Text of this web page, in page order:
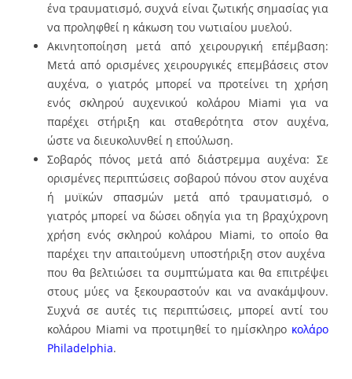
ένα τραυματισμό, συχνά είναι ζωτικής σημασίας για
να προληφθεί η κάκωση του νωτιαίου μυελού.
Ακινητοποίηση μετά από χειρουργική επέμβαση:
Μετά από ορισμένες χειρουργικές επεμβάσεις στον
αυχένα, ο γιατρός μπορεί να προτείνει τη χρήση
ενός σκληρού αυχενικού κολάρου Miami για να
παρέχει στήριξη και σταθερότητα στον αυχένα,
ώστε να διευκολυνθεί η επούλωση.
Σοβαρός πόνος μετά από διάστρεμμα αυχένα: Σε
ορισμένες περιπτώσεις σοβαρού πόνου στον αυχένα
ή μυϊκών σπασμών μετά από τραυματισμό, ο
γιατρός μπορεί να δώσει οδηγία για τη βραχύχρονη
χρήση ενός σκληρού κολάρου Miami, το οποίο θα
παρέχει την απαιτούμενη υποστήριξη στον αυχένα
που θα βελτιώσει τα συμπτώματα και θα επιτρέψει
στους μύες να ξεκουραστούν και να ανακάμψουν.
Συχνά σε αυτές τις περιπτώσεις, μπορεί αντί του
κολάρου Miami να προτιμηθεί το ημίσκληρο κολάρο
Philadelphia.